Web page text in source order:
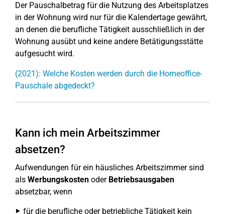
Der Pauschalbetrag für die Nutzung des Arbeitsplatzes
in der Wohnung wird nur für die Kalendertage gewährt,
an denen die berufliche Tätigkeit ausschließlich in der
Wohnung ausübt und keine andere Betätigungsstätte
aufgesucht wird.
(2021): Welche Kosten werden durch die Homeoffice-
Pauschale abgedeckt?
Kann ich mein Arbeitszimmer
absetzen?
Aufwendungen für ein häusliches Arbeitszimmer sind
als Werbungskosten oder Betriebsausgaben
absetzbar, wenn
für die berufliche oder betriebliche Tätigkeit kein